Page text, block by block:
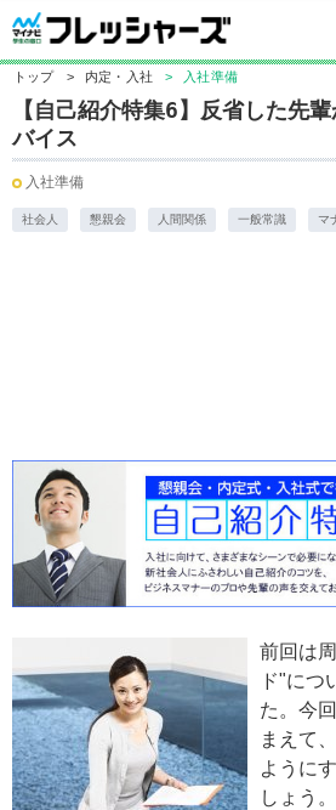
トップ > 内定・入社 > 入社準備
【自己紹介特集6】反省した先
バイス
入社準備
社会人 懇親会 人間関係 一般常識 マ
前回は
ド"につ
た。今
まえて
ように
しょう。